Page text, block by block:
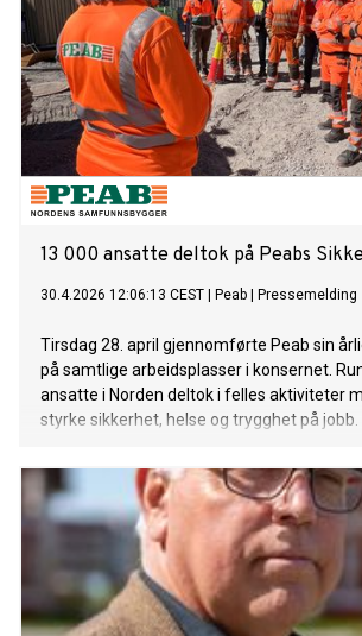
13 000 ansatte deltok på Peabs
30.4.2026 12:06:13 CEST Peab Pressemelding
Tirsdag 28. april gjennomførte Peab sin
på samtlige arbeidsplasser i konsernet.
ansatte i Norden deltok i felles aktiviteter
styrke sikkerhet, helse og trygghet på jobb.